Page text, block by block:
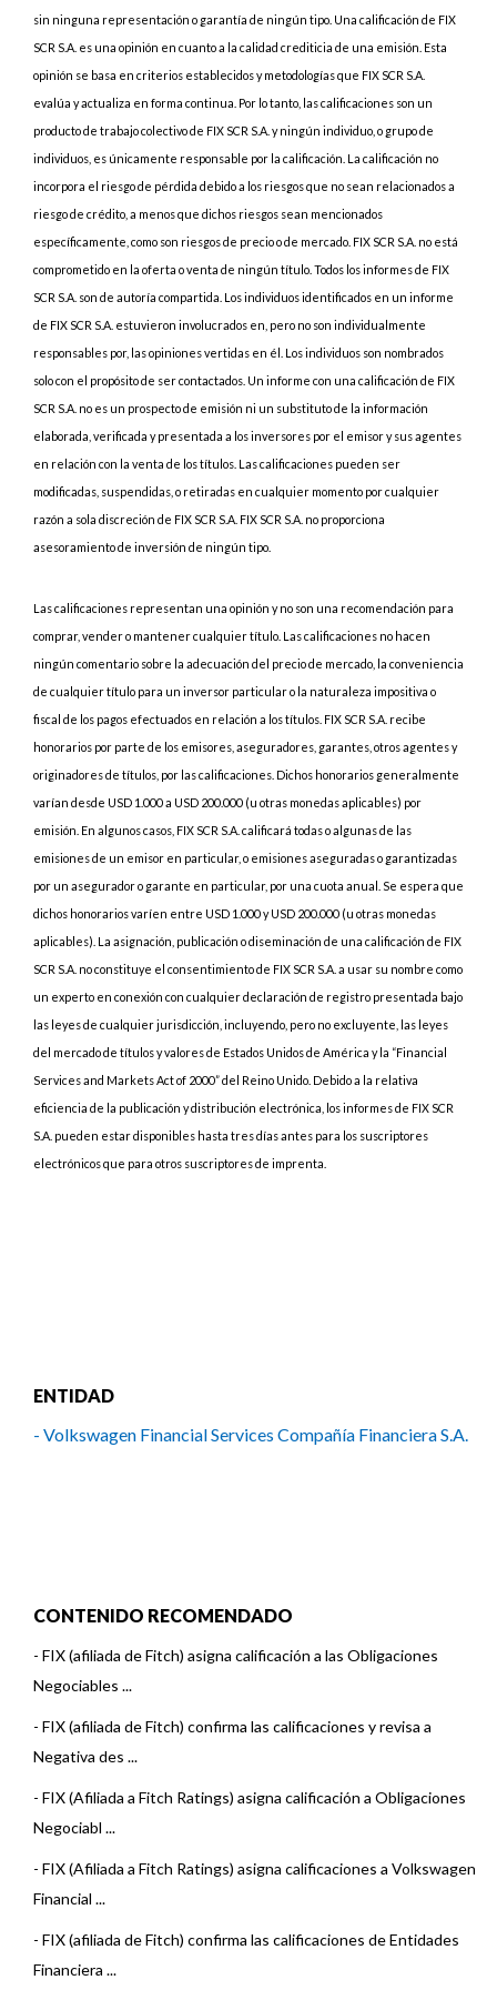
sin ninguna representación o garantía de ningún tipo. Una calificación de FIX
SCR S.A. es una opinión en cuanto a la calidad crediticia de una emisión. Esta
opinión se basa en criterios establecidos y metodologías que FIX SCR S.A.
evalúa y actualiza en forma continua. Por lo tanto, las calificaciones son un
producto de trabajo colectivo de FIX SCR S.A. y ningún individuo, o grupo de
individuos, es únicamente responsable por la calificación. La calificación no
incorpora el riesgo de pérdida debido a los riesgos que no sean relacionados a
riesgo de crédito, a menos que dichos riesgos sean mencionados
específicamente, como son riesgos de precio o de mercado. FIX SCR S.A. no está
comprometido en la oferta o venta de ningún título. Todos los informes de FIX
SCR S.A. son de autoría compartida. Los individuos identificados en un informe
de FIX SCR S.A. estuvieron involucrados en, pero no son individualmente
responsables por, las opiniones vertidas en él. Los individuos son nombrados
solo con el propósito de ser contactados. Un informe con una calificación de FIX
SCR S.A. no es un prospecto de emisión ni un substituto de la información
elaborada, verificada y presentada a los inversores por el emisor y sus agentes
en relación con la venta de los títulos. Las calificaciones pueden ser
modificadas, suspendidas, o retiradas en cualquier momento por cualquier
razón a sola discreción de FIX SCR S.A. FIX SCR S.A. no proporciona
asesoramiento de inversión de ningún tipo.
Las calificaciones representan una opinión y no son una recomendación para
comprar, vender o mantener cualquier título. Las calificaciones no hacen
ningún comentario sobre la adecuación del precio de mercado, la conveniencia
de cualquier título para un inversor particular o la naturaleza impositiva o
fiscal de los pagos efectuados en relación a los títulos. FIX SCR S.A. recibe
honorarios por parte de los emisores, aseguradores, garantes, otros agentes y
originadores de títulos, por las calificaciones. Dichos honorarios generalmente
varían desde USD 1.000 a USD 200.000 (u otras monedas aplicables) por
emisión. En algunos casos, FIX SCR S.A. calificará todas o algunas de las
emisiones de un emisor en particular, o emisiones aseguradas o garantizadas
por un asegurador o garante en particular, por una cuota anual. Se espera que
dichos honorarios varíen entre USD 1.000 y USD 200.000 (u otras monedas
aplicables). La asignación, publicación o diseminación de una calificación de FIX
SCR S.A. no constituye el consentimiento de FIX SCR S.A. a usar su nombre como
un experto en conexión con cualquier declaración de registro presentada bajo
las leyes de cualquier jurisdicción, incluyendo, pero no excluyente, las leyes
del mercado de títulos y valores de Estados Unidos de América y la “Financial
Services and Markets Act of 2000” del Reino Unido. Debido a la relativa
eficiencia de la publicación y distribución electrónica, los informes de FIX SCR
S.A. pueden estar disponibles hasta tres días antes para los suscriptores
electrónicos que para otros suscriptores de imprenta.
ENTIDAD
- Volkswagen Financial Services Compañía Financiera S.A.
CONTENIDO RECOMENDADO
- FIX (afiliada de Fitch) asigna calificación a las Obligaciones
Negociables ...
- FIX (afiliada de Fitch) confirma las calificaciones y revisa a
Negativa des ...
- FIX (Afiliada a Fitch Ratings) asigna calificación a Obligaciones
Negociabl ...
- FIX (Afiliada a Fitch Ratings) asigna calificaciones a Volkswagen
Financial ...
- FIX (afiliada de Fitch) confirma las calificaciones de Entidades
Financiera ...